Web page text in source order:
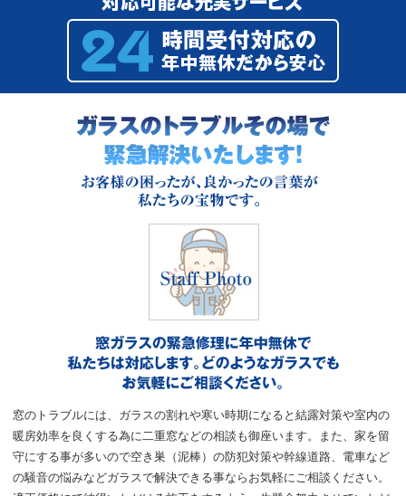
窓のトラブルには、ガラスの割れや寒い時期になると結露対策や室内の
暖房効率を良くする為に二重窓などの相談も御座います。また、家を留
守にする事が多いので空き巣（泥棒）の防犯対策や幹線道路、電車など
の騒音の悩みなどガラスで解決できる事ならお気軽にご相談ください。